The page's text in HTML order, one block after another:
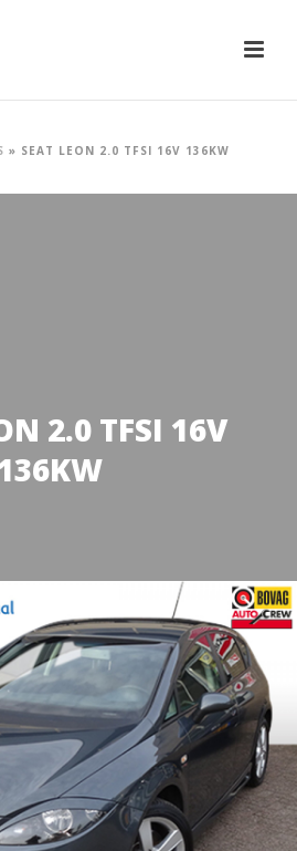
» SEAT LEON 2.0 TFSI 16V 136KW
2.0 TFSI 16V